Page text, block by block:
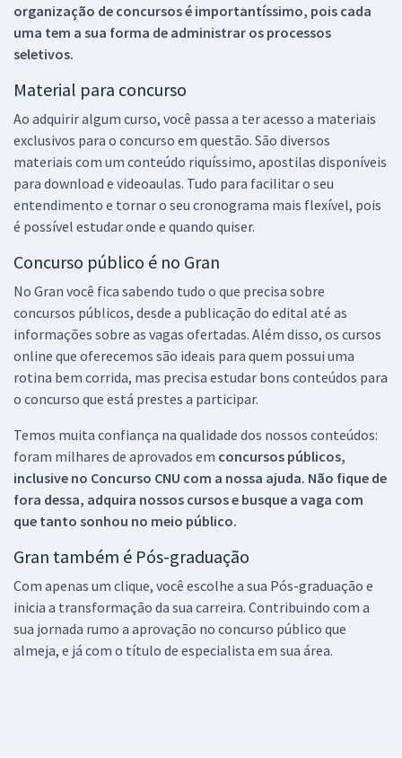
organização de concursos é importantíssimo, pois cada
uma tem a sua forma de administrar os processos
seletivos.
Material para concurso
Ao adquirir algum curso, você passa a ter acesso a materiais
exclusivos para o concurso em questão. São diversos
materiais com um conteúdo riquíssimo, apostilas disponíveis
para download e videoaulas. Tudo para facilitar o seu
entendimento e tornar o seu cronograma mais flexível, pois
é possível estudar onde e quando quiser.
Concurso público é no Gran
No Gran você fica sabendo tudo o que precisa sobre
concursos públicos, desde a publicação do edital até as
informações sobre as vagas ofertadas. Além disso, os cursos
online que oferecemos são ideais para quem possui uma
rotina bem corrida, mas precisa estudar bons conteúdos para
o concurso que está prestes a participar.
Temos muita confiança na qualidade dos nossos conteúdos:
foram milhares de aprovados em concursos públicos,
inclusive no Concurso CNU com a nossa ajuda. Não fique de
fora dessa, adquira nossos cursos e busque a vaga com
que tanto sonhou no meio público.
Gran também é Pós-graduação
Com apenas um clique, você escolhe a sua Pós-graduação e
inicia a transformação da sua carreira. Contribuindo com a
sua jornada rumo a aprovação no concurso público que
almeja, e já com o título de especialista em sua área.